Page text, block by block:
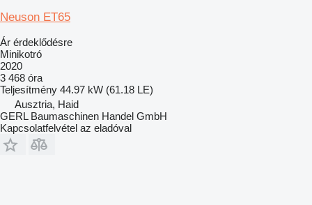
Neuson ET65
Ár érdeklődésre
Minikotró
2020
3 468 óra
Teljesítmény 44.97 kW (61.18 LE)
Ausztria, Haid
GERL Baumaschinen Handel GmbH
Kapcsolatfelvétel az eladóval